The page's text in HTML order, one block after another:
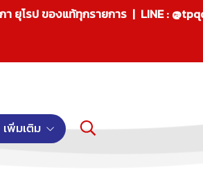
ยุโรป ของแท้ทุกรายการ | LINE :
เพิ่มเติม